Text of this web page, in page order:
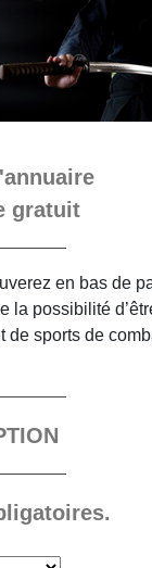
gratuit
en bas de
la possibilité
de sports de